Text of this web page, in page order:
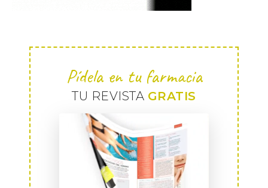
Pídela en tu farmacia
TU REVISTA GRATIS